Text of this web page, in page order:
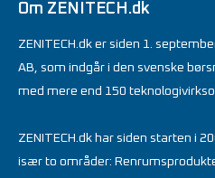
Om ZENITECH.dk
ZENITECH.dk er siden 1.
AB, som indgår i den svenske
med mere end 150
ZENITECH.dk har siden starten i
især to områder: